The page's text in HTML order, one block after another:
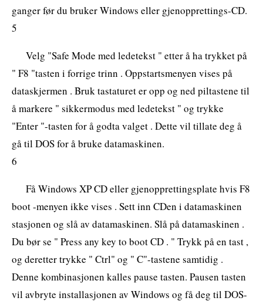
ganger før du bruker Windows eller gjenopprettings-CD.
5
Velg "Safe Mode med ledetekst " etter å ha trykket på
" F8 "tasten i forrige trinn . Oppstartsmenyen vises på
dataskjermen . Bruk tastaturet er opp og ned piltastene til
å markere " sikkermodus med ledetekst " og trykke
"Enter "-tasten for å godta valget . Dette vil tillate deg å
gå til DOS for å bruke datamaskinen.
6
Få Windows XP CD eller gjenopprettingsplate hvis F8
boot -menyen ikke vises . Sett inn CDen i datamaskinen
stasjonen og slå av datamaskinen. Slå på datamaskinen .
Du bør se " Press any key to boot CD . " Trykk på en tast ,
og deretter trykke " Ctrl" og " C"-tastene samtidig .
Denne kombinasjonen kalles pause tasten. Pausen tasten
vil avbryte installasjonen av Windows og få deg til DOS-